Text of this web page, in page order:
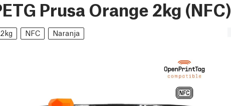
Prusa Orange 2kg (NFC)
2kg NFC Naranja